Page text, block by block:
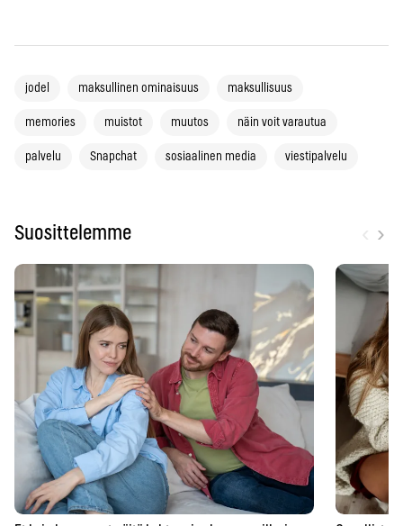
jodel maksullinen ominaisuus maksullisuus
memories muistot muutos näin voit varautua
palvelu Snapchat sosiaalinen media viestipalvelu
Suosittelemme ›